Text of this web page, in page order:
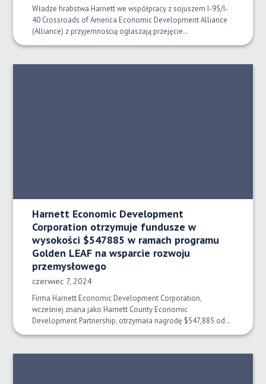
Władze hrabstwa Harnett we współpracy z sojuszem I-95/I-
40 Crossroads of America Economic Development Alliance
(Alliance) z przyjemnością ogłaszają przejęcie…
Harnett Economic Development
Corporation otrzymuje fundusze w
wysokości $547885 w ramach programu
Golden LEAF na wsparcie rozwoju
przemysłowego
Data opublikowania:
czerwiec 7, 2024
Firma Harnett Economic Development Corporation,
wcześniej znana jako Harnett County Economic
Development Partnership, otrzymała nagrodę $547,885 od…